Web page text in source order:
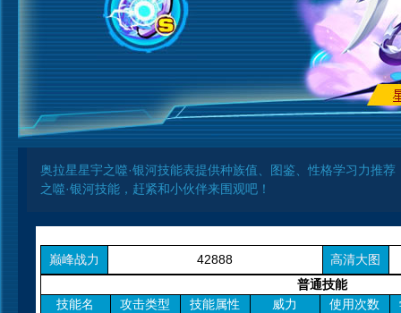
奥拉星星宇之噬·银河技能表提供种族值、图鉴、性格学习力推
之噬·银河技能，赶紧和小伙伴来围观吧！
巅峰战力 42888
高清大图
普通技能
技能名
攻击类型 技能属性 威力 使用次数